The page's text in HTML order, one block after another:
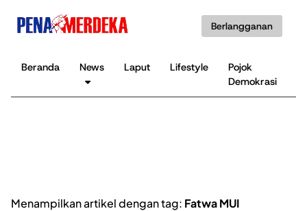
Berlangganan
Beranda News Laput Lifestyle
Pojok
Demokrasi
Menampilkan artikel dengan tag: Fatwa MUI